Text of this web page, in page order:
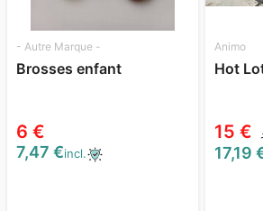
- Autre Marque -
Brosses enfant
6 €
7,47 €incl.
Animo
Hot
15 €
17,19